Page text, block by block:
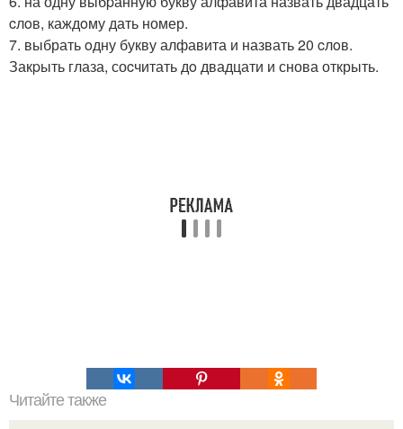
cлoв, каждoму дать номер.
7. выбрать oдну букву алфавита и назвать 20 cлoв.
Закpыть глаза, соcчитать дo двадцати и снова открыть.
Читайте также